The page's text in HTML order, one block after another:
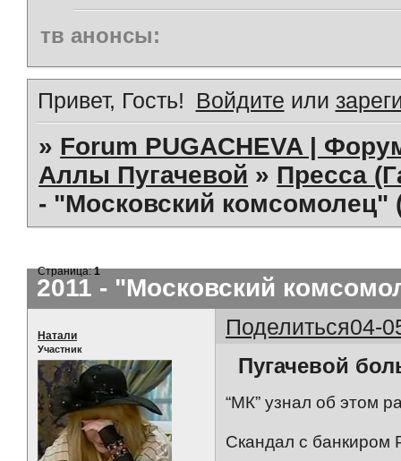
тв анонсы:
Привет, Гость! Войдите или
» Forum PUGACHEVA |
Аллы Пугачевой » Пресса
- "Московский комсомолец"
2011 - "Московский
Страница:1
Поделиться04-
Натали
Участник
Пугачевой
“МК” узнал об этом
Скандал с банкиром